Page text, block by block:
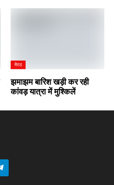
मेरठ
झमाझम बारिश खड़ी कर रही
कांवड़ यात्रा में मुश्किलें